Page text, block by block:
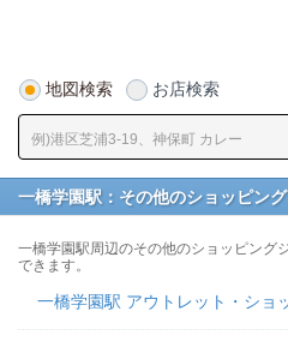
地図検索 お店検索
一橋学園駅：その他のショッピング
一橋学園駅周辺のその他のショッピング
できます。
一橋学園駅 アウトレット・ショ